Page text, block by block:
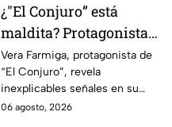
¿"El Conjuro” está
maldita? Protagonista
revela INQUIETANTES
señales en su cuerpo
durante la grabación de
la película
Vera Farmiga, protagonista de
“El Conjuro”, revela
inexplicables señales en su
cuerpo durante el rodaje de la
06 agosto, 2026